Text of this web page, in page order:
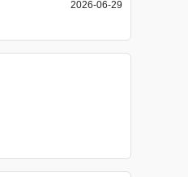
2026-06-29